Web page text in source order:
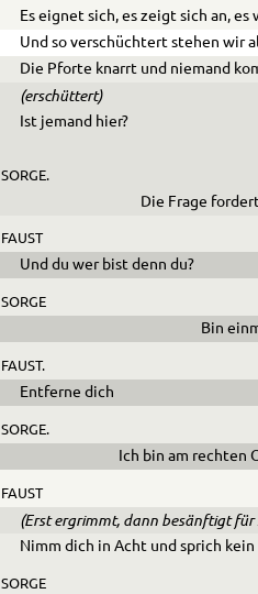
Es eignet sich, es zeigt sich an, es
Und so verschüchtert stehen wir
Die Pforte knarrt und niemand
(erschüttert)
Ist jemand hier?
SORGE.
Die Frage
FAUST
Und du wer bist denn du?
SORGE
Bin
FAUST.
Entferne dich
SORGE.
Ich bin am rechten
FAUST
(Erst ergrimmt, dann besänftigt für
Nimm dich in Acht und sprich
SORGE